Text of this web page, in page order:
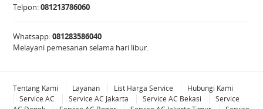
Telpon:081213786060
Whatsapp:081283586040
Melayani pemesanan selama hari libur.
Tentang Kami Layanan List Harga Service
Hubungi Kami
Service AC
Service AC Jakarta Service AC Bekasi
Service